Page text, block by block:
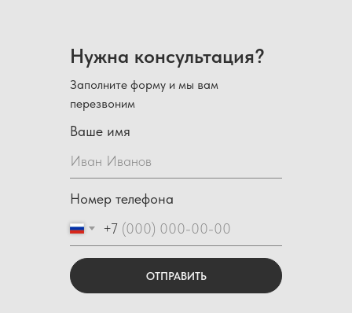
Ваше имя
Номер телефона
+7
ОТПРАВИТЬ
Нужна консультация?
Заполните форму и мы вам
перезвоним